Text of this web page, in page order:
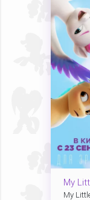
My
My